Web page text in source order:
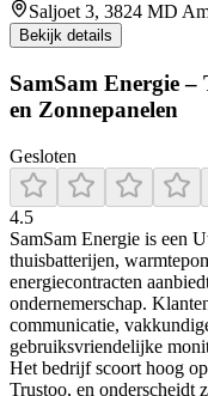
Saljoet 3, 3824 MD
Bekijk details
SamSam Energie
en Zonnepanelen
Gesloten
4.5
SamSam Energie is een
thuisbatterijen,
energiecontracten
ondernemerschap.
communicatie,
gebruiksvriendelijke
Het bedrijf scoort hoog
Trustoo, en onderscheidt